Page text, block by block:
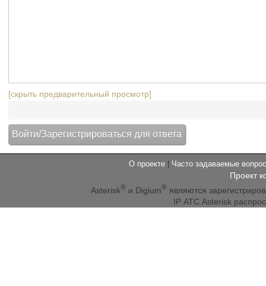
[скрыть предварительный просмотр]
О проекте Часто задаваемые
Проект
Asterisk® и Digium® являются
IP АТС Asterisk